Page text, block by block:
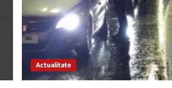
Actualitate